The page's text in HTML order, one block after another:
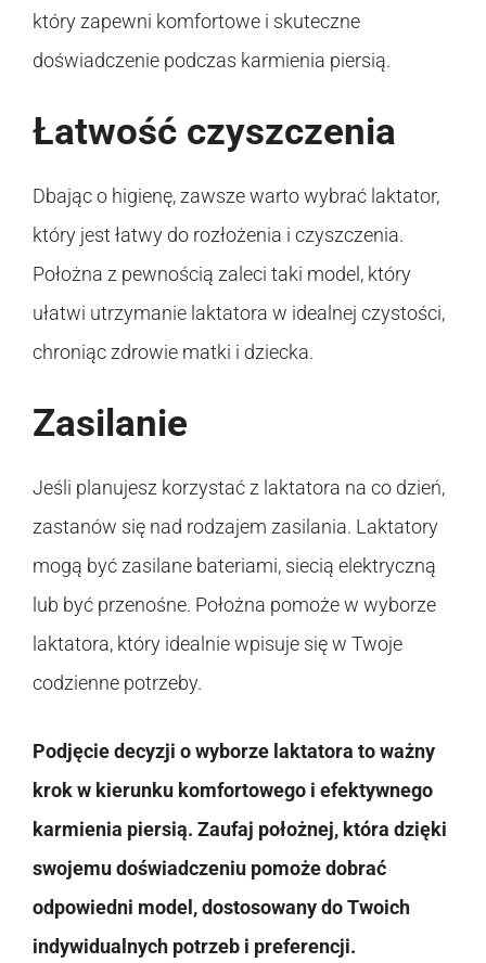
który zapewni komfortowe i skuteczne
doświadczenie podczas karmienia piersią.
Łatwość czyszczenia
Dbając o higienę, zawsze warto wybrać laktator,
który jest łatwy do rozłożenia i czyszczenia.
Położna z pewnością zaleci taki model, który
ułatwi utrzymanie laktatora w idealnej czystości,
chroniąc zdrowie matki i dziecka.
Zasilanie
Jeśli planujesz korzystać z laktatora na co dzień,
zastanów się nad rodzajem zasilania. Laktatory
mogą być zasilane bateriami, siecią elektryczną
lub być przenośne. Położna pomoże w wyborze
laktatora, który idealnie wpisuje się w Twoje
codzienne potrzeby.
Podjęcie decyzji o wyborze laktatora to ważny
krok w kierunku komfortowego i efektywnego
karmienia piersią. Zaufaj położnej, która dzięki
swojemu doświadczeniu pomoże dobrać
odpowiedni model, dostosowany do Twoich
indywidualnych potrzeb i preferencji.